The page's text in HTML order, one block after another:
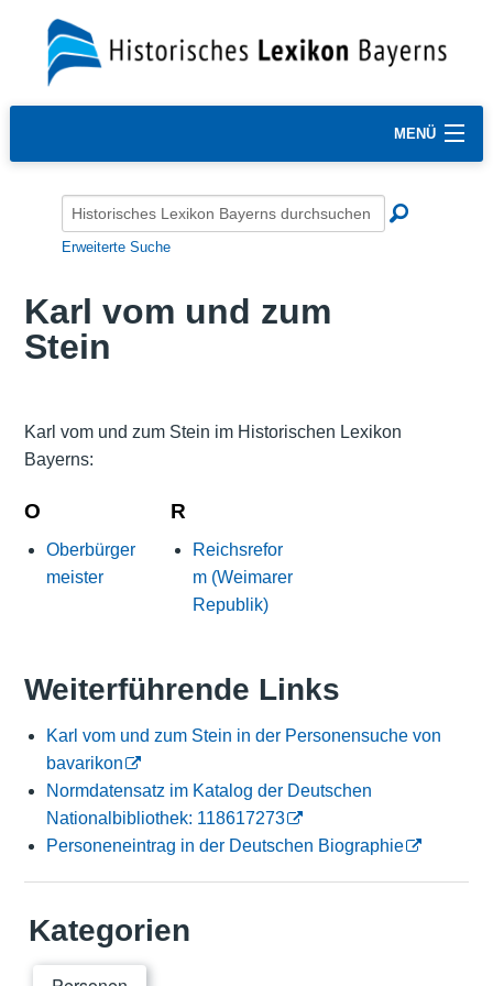
MENÜ
Erweiterte Suche
Karl vom und zum
Stein
Karl vom und zum Stein im Historischen Lexikon
Bayerns:
O
Oberbürger
meister
R
Reichsrefor
m (Weimarer
Republik)
Weiterführende Links
Karl vom und zum Stein in der Personensuche von
bavarikon
Normdatensatz im Katalog der Deutschen
Nationalbibliothek: 118617273
Personeneintrag in der Deutschen Biographie
Kategorien